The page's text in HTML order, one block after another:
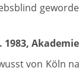
1983,
von Köln